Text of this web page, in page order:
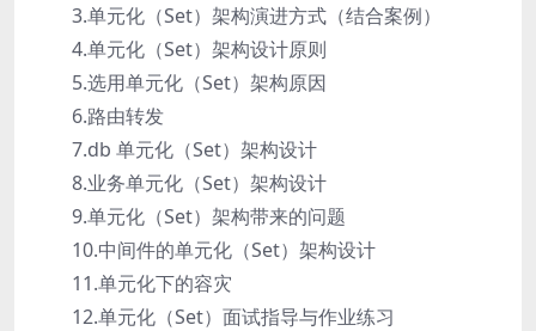
3.单元化（Set）架构演进方式（结合案例）
4.单元化（Set）架构设计原则
5.选用单元化（Set）架构原因
6.路由转发
7.db 单元化（Set）架构设计
8.业务单元化（Set）架构设计
9.单元化（Set）架构带来的问题
10.中间件的单元化（Set）架构设计
11.单元化下的容灾
12.单元化（Set）面试指导与作业练习